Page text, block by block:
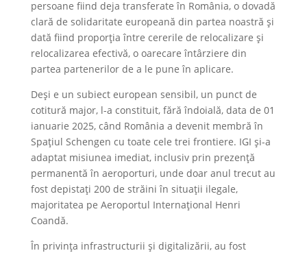
persoane fiind deja transferate în România, o dovadă
clară de solidaritate europeană din partea noastră și
dată fiind proporția între cererile de relocalizare și
relocalizarea efectivă, o oarecare întârziere din
partea partenerilor de a le pune în aplicare.
Deși e un subiect european sensibil, un punct de
cotitură major, l-a constituit, fără îndoială, data de 01
ianuarie 2025, când România a devenit membră în
Spațiul Schengen cu toate cele trei frontiere. IGI și-a
adaptat misiunea imediat, inclusiv prin prezență
permanentă în aeroporturi, unde doar anul trecut au
fost depistați 200 de străini în situații ilegale,
majoritatea pe Aeroportul Internațional Henri
Coandă.
În privința infrastructurii și digitalizării, au fost